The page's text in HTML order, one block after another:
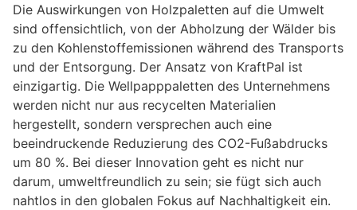
Die Auswirkungen von Holzpaletten auf die Umwelt
sind offensichtlich, von der Abholzung der Wälder bis
zu den Kohlenstoffemissionen während des Transports
und der Entsorgung. Der Ansatz von KraftPal ist
einzigartig. Die Wellpapppaletten des Unternehmens
werden nicht nur aus recycelten Materialien
hergestellt, sondern versprechen auch eine
beeindruckende Reduzierung des CO2-Fußabdrucks
um 80 %. Bei dieser Innovation geht es nicht nur
darum, umweltfreundlich zu sein; sie fügt sich auch
nahtlos in den globalen Fokus auf Nachhaltigkeit ein.